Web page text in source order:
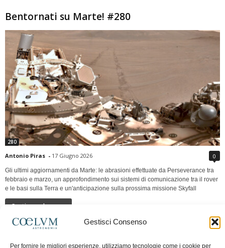
Gestisci Consenso
Per fornire le migliori esperienze, utilizziamo tecnologie come i cookie per
Bentornati su Marte! #280
280
Antonio Piras - 17 Giugno 2026 0
Gli ultimi aggiornamenti da Marte: le abrasioni effettuate da Perseverance tra
febbraio e marzo, un approfondimento sui sistemi di comunicazione tra il rover
e le basi sulla Terra e un'anticipazione sulla prossima missione Skyfall
Continua a leggere